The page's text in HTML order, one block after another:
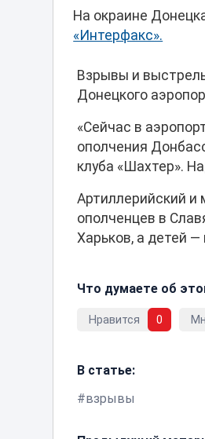
На окраине
«Интерфакс».
Взрывы и
Донецкого
«Сейчас в
ополчения
клуба «Шахтер».
Артиллерийский и
ополченцев в
Харьков, а детей —
Что думаете об
Нравится 0
В статье:
взрывы